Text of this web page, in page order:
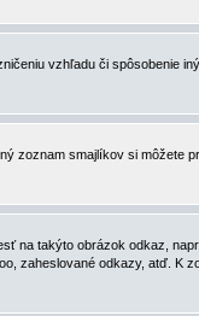
vzhľadu či spôsobenie
zoznam smajlíkov si môžete
na takýto obrázok odkaz,
zaheslované odkazy, atď. K